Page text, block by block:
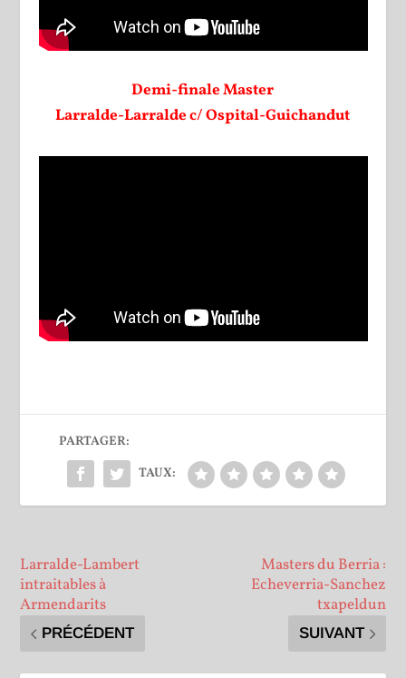
Demi-finale Master
Larralde-Larralde c/ Ospital-Guichandut
PARTAGER:
TAUX:
Larralde-Lambert
intraitables à
Armendarits
PRÉCÉDENT
Masters du Berria :
Echeverria-Sanchez
txapeldun
SUIVANT